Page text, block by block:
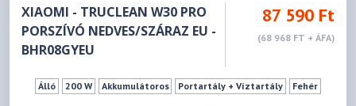
XIAOMI - TRUCLEAN W30 PRO
PORSZÍVÓ NEDVES/SZÁRAZ EU -
BHR08GYEU
87 590 Ft
(68 968 FT + ÁFA)
Álló 200 W Akkumulátoros Portartály + Víztartály Fehér